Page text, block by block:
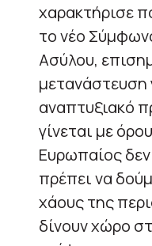
χαρακτήρισε
το νέο
Ασύλου,
μετανάστευση
αναπτυξιακό
γίνεται με
Ευρωπαίος
πρέπει να
χάους της
δίνουν χώρο